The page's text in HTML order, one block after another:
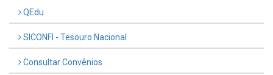
QEdu
SICONFI - Tesouro Nacional
Consultar Convênios